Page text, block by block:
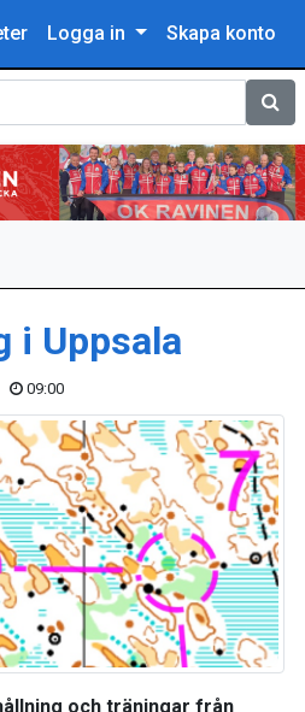
Logga in Skapa konto
Sök
i Uppsala
09:00
och träningar från